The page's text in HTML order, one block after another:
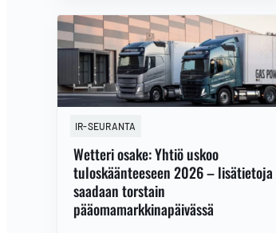
kannattavuuskäännettä rakentavaa
Wetteriä.
IR-SEURANTA
Wetteri osake: Yhtiö uskoo
tuloskäänteeseen 2026 – lisätietoja
saadaan torstain
pääomamarkkinapäivässä